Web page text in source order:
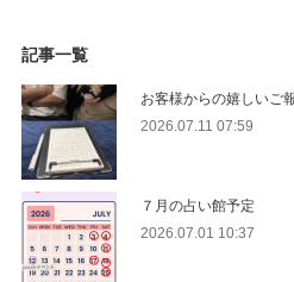
記事一覧
お客様からの嬉しいご
2026.07.11 07:59
７月の占い館予定
2026.07.01 10:37